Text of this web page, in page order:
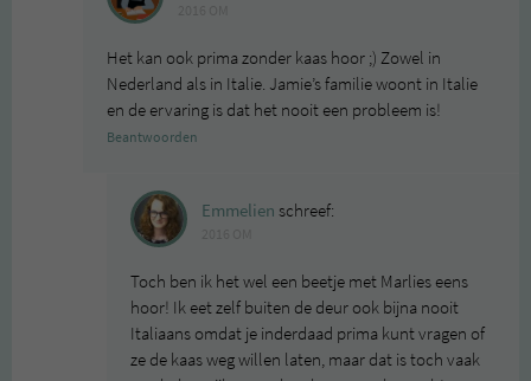
Het kan ook prima zonder kaas hoor ;) Zowel in
Nederland als in Italie. Jamie’s familie woont in Italie
en de ervaring is dat het nooit een probleem is!
Beantwoorden
Emmelien schreef:
Toch ben ik het wel een beetje met Marlies eens
hoor! Ik eet zelf buiten de deur ook bijna nooit
Italiaans omdat je inderdaad prima kunt vragen of
ze de kaas weg willen laten, maar dat is toch vaak